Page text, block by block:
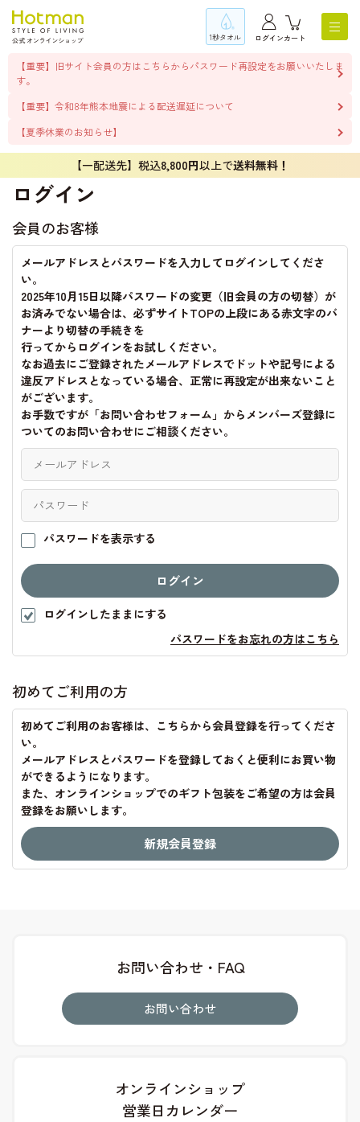
1秒タオル ログインカート
【重要】旧サイト会員の方はこちらからパスワード再設定をお願いいたしま
す。
【重要】令和8年熊本地震による配送遅延について
【夏季休業のお知らせ】
【一配送先】税込8,800円以上で送料無料！
ログイン
会員のお客様
メールアドレスとパスワードを入力してログインしてくださ
い。
2025年10月15日以降パスワードの変更（旧会員の方の切替）が
お済みでない場合は、必ずサイトTOPの上段にある赤文字のバ
ナーより切替の手続きを
行ってからログインをお試しください。
なお過去にご登録されたメールアドレスでドットや記号による
違反アドレスとなっている場合、正常に再設定が出来ないこと
がございます。
お手数ですが「お問い合わせフォーム」からメンバーズ登録に
ついてのお問い合わせにご相談ください。
パスワードを表示する
ログインしたままにする
パスワードをお忘れの方はこちら
初めてご利用の方
初めてご利用のお客様は、こちらから会員登録を行ってくださ
い。
メールアドレスとパスワードを登録しておくと便利にお買い物
ができるようになります。
また、オンラインショップでのギフト包装をご希望の方は会員
登録をお願いします。
お問い合わせ・FAQ
お問い合わせ
オンラインショップ
営業日カレンダー